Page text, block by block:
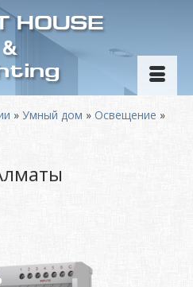
HOUSE
&
» Умный дом » Освещение »